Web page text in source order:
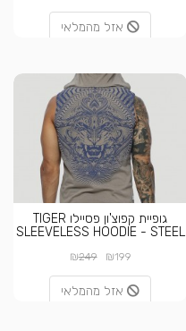
אזל מהמלאי
גופיית קפוצ'ון פסיילו TIGER
SLEEVELESS HOODIE - STEEL
₪199
₪249
אזל מהמלאי